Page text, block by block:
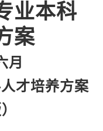
业本科
案
月
才培养方案